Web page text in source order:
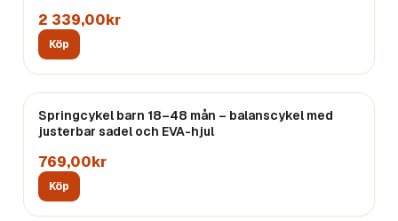
2 339,00kr
Köp
Springcykel barn 18–48 mån – balanscykel med
justerbar sadel och EVA-hjul
769,00kr
Köp